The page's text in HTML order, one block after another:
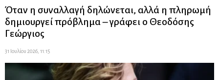
Όταν η συναλλαγή δηλώνεται, αλλά η πληρωμή
δημιουργεί πρόβλημα – γράφει ο Θεοδόσης
Γεώργιος
31 Ιουλίου 2026, 11:15